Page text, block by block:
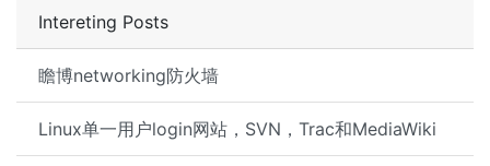
Intereting Posts
瞻博networking防火墙
Linux单一用户login网站，SVN，Trac和MediaWiki